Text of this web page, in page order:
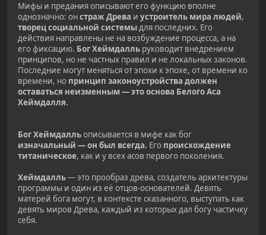
Мифы и предания описывают его функцию вполне
однозначно: онстраж Древа и устроитель мира людей,
творец социальной системыдля последних. Его
действия направлены не на возбуждение процесса, а на
его фиксацию. Бог Хеймдалль руководит внедрением
принципов, но не частных правил и не локальных законов.
Последние могут меняться от эпохи к эпохе, от времени ко
времени, но принцип законоустройства должен
оставаться неизменным — это основа Белого Аса
Хеймдалля.
Бог Хеймдалльописывается в мифе как бог
изначальный — он был всегда. Его происхождение
титаническое, как и у всех асов первого поколения.
Хеймдалль— это прообраз древа, создатель архитектуры
программы и один из её отцов-основателей. Девять
матерей бога могут, в контексте сказанного, выступать как
девять миров Древа, каждый из которых дал богу частичку
себя.